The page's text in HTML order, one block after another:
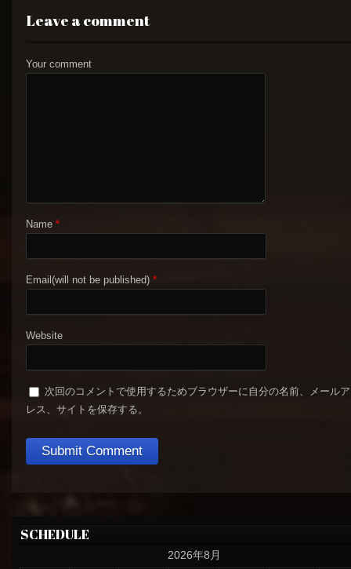
Leave a comment
Your comment
Name *
Email(will not be published) *
Website
次回のコメントで使用するためブラウザーに自分の名前、メール
レス、サイトを保存する。
SCHEDULE
2026年8月